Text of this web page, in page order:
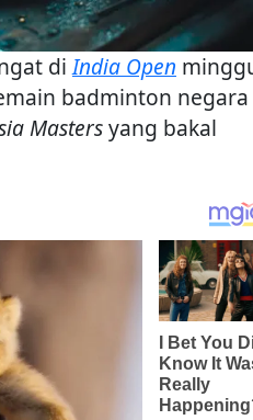
diIndia Open
badminton negara
Mastersyang bakal